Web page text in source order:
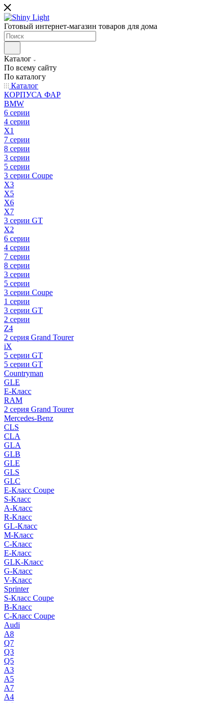
Готовый интернет-магазин товаров для дома
Каталог
По всему сайту
По каталогу
Каталог
КОРПУСА ФАР
BMW
6 серии
4 серии
X1
7 серии
8 серии
3 серии
5 серии
3 серии Coupe
X3
X5
X6
X7
3 серии GT
X2
6 серии
4 серии
7 серии
8 серии
3 серии
5 серии
3 серии Coupe
1 серии
3 серии GT
2 серии
Z4
2 серия Grand Tourer
iX
5 серии GT
5 серии GT
Countryman
GLE
E-Класс
RAM
2 серия Grand Tourer
Mercedes-Benz
CLS
CLA
GLA
GLB
GLE
GLS
GLC
E-Класс Coupe
S-Класс
A-Класс
R-Класс
GL-Класс
M-Класс
C-Класс
E-Класс
GLK-Класс
G-Класс
V-Класс
Sprinter
S-Класс Сoupe
B-Класс
C-Класс Coupe
Audi
A8
Q7
Q3
Q5
A3
A5
A7
A4